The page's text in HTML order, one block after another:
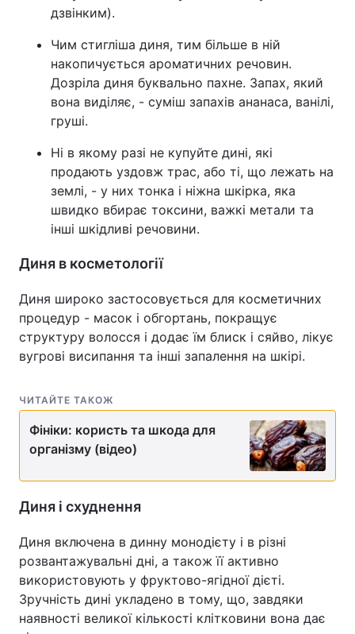
дзвінким).
Чим стигліша диня, тим більше в ній
накопичується ароматичних речовин.
Дозріла диня буквально пахне. Запах, який
вона виділяє, - суміш запахів ананаса, ванілі,
груші.
Ні в якому разі не купуйте дині, які
продають уздовж трас, або ті, що лежать на
землі, - у них тонка і ніжна шкірка, яка
швидко вбирає токсини, важкі метали та
інші шкідливі речовини.
Диня в косметології
Диня широко застосовується для косметичних
процедур - масок і обгортань, покращує
структуру волосся і додає їм блиск і сяйво, лікує
вугрові висипання та інші запалення на шкірі.
ЧИТАЙТЕ ТАКОЖ
Фініки: користь та шкода для
організму (відео)
Диня і схуднення
Диня включена в динну монодієту і в різні
розвантажувальні дні, а також її активно
використовують у фруктово-ягідної дієті.
Зручність дині укладено в тому, що, завдяки
наявності великої кількості клітковини вона дає